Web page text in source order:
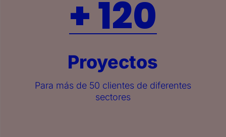
+ 120
Proyectos
Para más de 50 clientes de diferentes
sectores